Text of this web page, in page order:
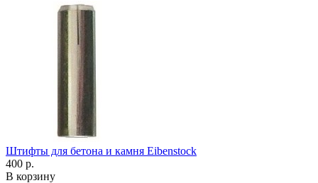
Штифты для бетона и камня Eibenstock
400 р.
В корзину